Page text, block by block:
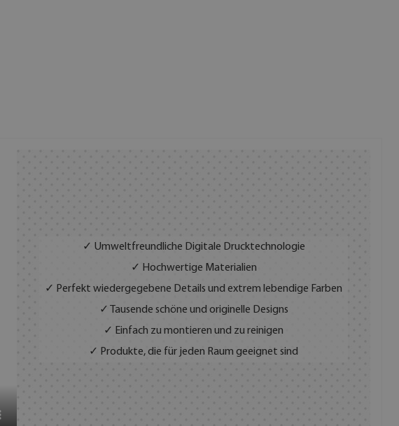
✓ Umweltfreundliche Digitale Drucktechnologie
✓ Hochwertige Materialien
✓ Perfekt wiedergegebene Details und extrem lebendige Farben
✓ Tausende schöne und originelle Designs
✓ Einfach zu montieren und zu reinigen
✓ Produkte, die für jeden Raum geeignet sind